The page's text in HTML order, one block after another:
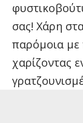
σας! Χάρη
παρόμοια με
χαρίζοντας